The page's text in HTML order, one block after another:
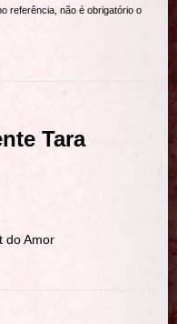
referência, não é obrigatório o
Tara
do Amor